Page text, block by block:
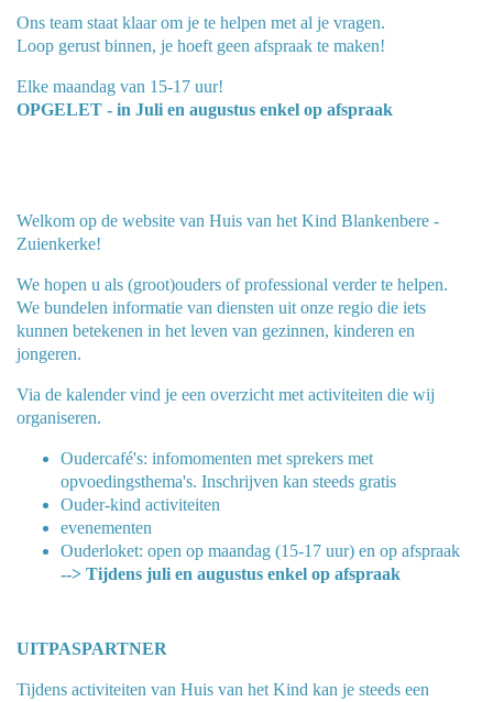
Ons team staat klaar om je te helpen met al je vragen.
Loop gerust binnen, je hoeft geen afspraak te maken!
Elke maandag van 15-17 uur!
OPGELET - in Juli en augustus enkel op afspraak
Welkom op de website van Huis van het Kind Blankenbere -
Zuienkerke!
We hopen u als (groot)ouders of professional verder te helpen.
We bundelen informatie van diensten uit onze regio die iets
kunnen betekenen in het leven van gezinnen, kinderen en
jongeren.
Via de kalender vind je een overzicht met activiteiten die wij
organiseren.
Oudercafé's: infomomenten met sprekers met
opvoedingsthema's. Inschrijven kan steeds gratis
Ouder-kind activiteiten
evenementen
Ouderloket: open op maandag (15-17 uur) en op afspraak
--> Tijdens juli en augustus enkel op afspraak
UITPASPARTNER
Tijdens activiteiten van Huis van het Kind kan je steeds een